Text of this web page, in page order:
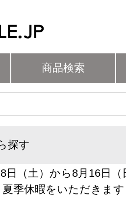
商品検索
探す
日（土）から8月16日
夏季休暇をいただきます